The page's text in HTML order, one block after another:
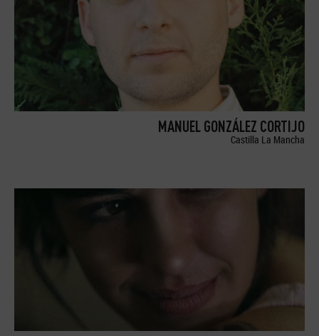
MANUEL GONZÁLEZ CORTIJO
Castilla La Mancha